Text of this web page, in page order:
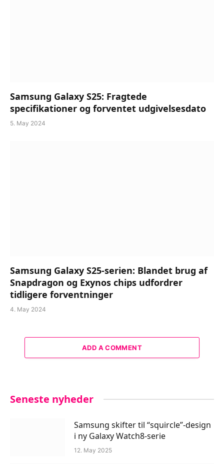
Samsung Galaxy S25: Fragtede
specifikationer og forventet udgivelsesdato
5. May 2024
Samsung Galaxy S25-serien: Blandet brug af
Snapdragon og Exynos chips udfordrer
tidligere forventninger
4. May 2024
ADD A COMMENT
Seneste nyheder
Samsung skifter til “squircle”-design
i ny Galaxy Watch8-serie
12. May 2025